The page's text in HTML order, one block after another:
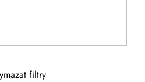
filtry